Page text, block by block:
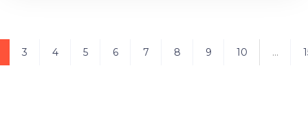
3 4 5 6 7 8 9 10 ...